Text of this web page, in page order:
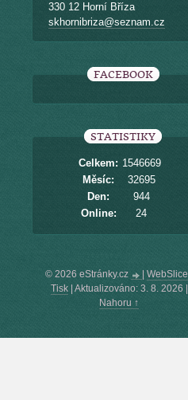
330 12 Horní Bříza
skhornibriza@seznam.cz
FACEBOOK
STATISTIKY
Online: 24
Celkem: 1546669
Měsíc:
32695
Den:
944
© 2026 eStránky.cz WebSlice
Tisk| Aktualizováno: 3. 8. 2026
Nahoru ↑